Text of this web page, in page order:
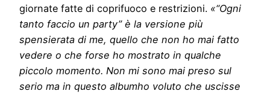
giornate fatte di coprifuoco e restrizioni. «“Ogni
tanto faccio un party” è la versione più
spensierata di me, quello che non ho mai fatto
vedere o che forse ho mostrato in qualche
piccolo momento. Non mi sono mai preso sul
serio ma in questo albumho voluto che uscisse